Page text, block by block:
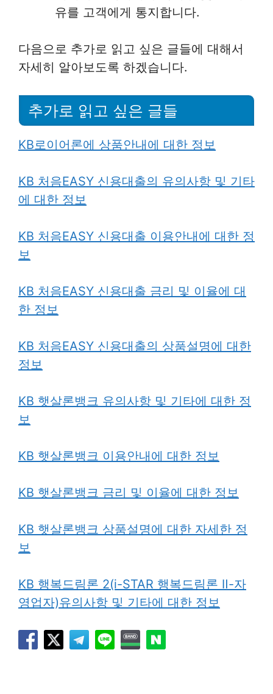
유를 고객에게 통지합니다.
다음으로 추가로 읽고 싶은 글들에 대해서
자세히 알아보도록 하겠습니다.
추가로 읽고 싶은 글들
KB로이어론에 상품안내에 대한 정보
KB 처음EASY 신용대출의 유의사항 및 기타
에 대한 정보
KB 처음EASY 신용대출 이용안내에 대한 정
보
KB 처음EASY 신용대출 금리 및 이율에 대
한 정보
KB 처음EASY 신용대출의 상품설명에 대한
정보
KB 햇살론뱅크 유의사항 및 기타에 대한 정
보
KB 햇살론뱅크 이용안내에 대한 정보
KB 햇살론뱅크 금리 및 이율에 대한 정보
KB 햇살론뱅크 상품설명에 대한 자세한 정
보
KB 행복드림론 2(i-STAR 행복드림론 Ⅱ-자
영업자)유의사항 및 기타에 대한 정보